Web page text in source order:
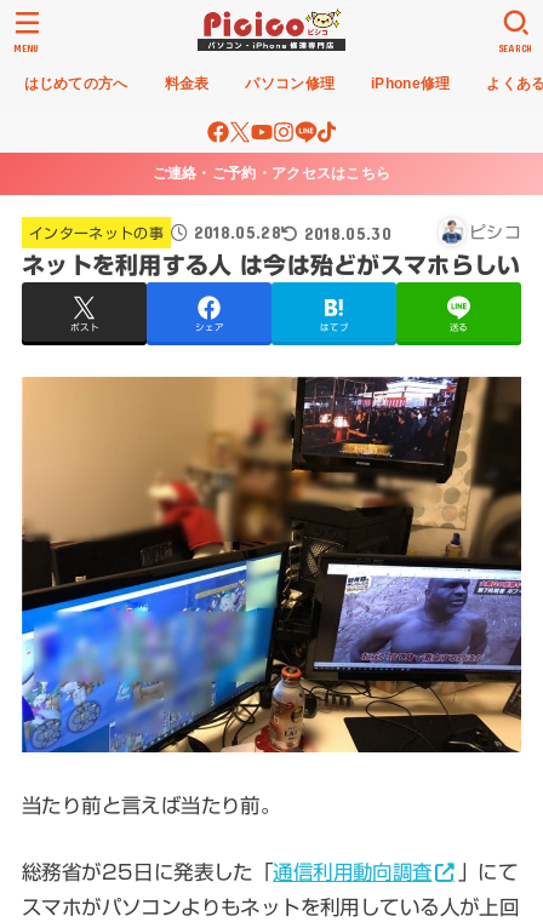
はじめての方へ 料金表 パソコン修理 iPhone修理 よくあ
SEARCH
MENU
ご連絡・ご予約・アクセスはこちら
インターネットの事 2018.05.28 2018.05.30 ピシコ
ネットを利用する人 は今は殆どがスマホらしい
ポスト シェア はてブ 送る
当たり前と言えば当たり前。
総務省が25日に発表した「通信利用動向調査
」にて
スマホがパソコンよりもネットを利用している人が上回